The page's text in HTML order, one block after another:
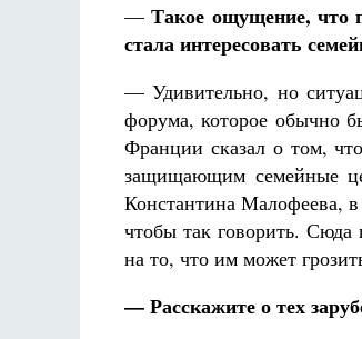
—Такое ощущение, что
стала интересовать
— Удивительно, но
форума, которое обычно
Франции сказал о том,
защищающим семейные
Константина Малофеева,
чтобы так говорить.
на то, что им может
— Расскажите о тех